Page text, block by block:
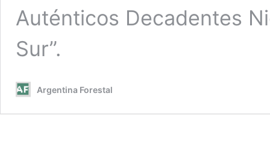
Auténticos Decadentes
Sur”.
Argentina Forestal